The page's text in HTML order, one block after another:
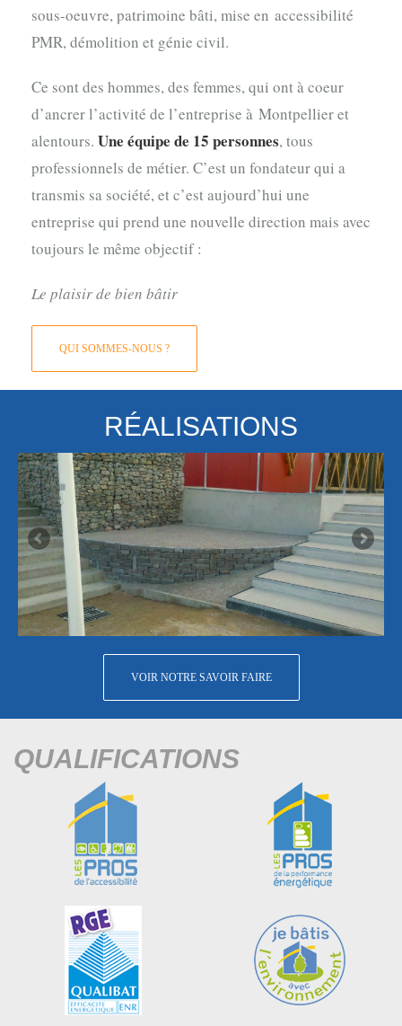
sous-oeuvre, patrimoine bâti, mise en accessibilité
PMR, démolition et génie civil.
Ce sont des hommes, des femmes, qui ont à coeur
d’ancrer l’activité de l’entreprise à Montpellier et
alentours. Une équipe de 15 personnes, tous
professionnels de métier. C’est un fondateur qui a
transmis sa société, et c’est aujourd’hui une
entreprise qui prend une nouvelle direction mais avec
toujours le même objectif :
Le plaisir de bien bâtir
QUI SOMMES-NOUS ?
RÉALISATIONS
VOIR NOTRE SAVOIR FAIRE
QUALIFICATIONS